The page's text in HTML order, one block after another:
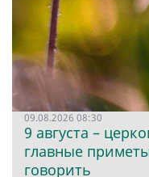
09.08.2026 08:30
9 августа –
главные
говорить